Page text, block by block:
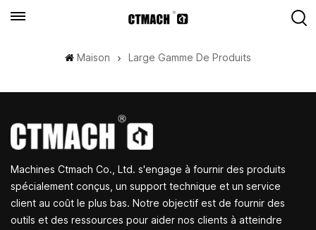
Maison Large Gamme De Produits
Machines Ctmach Co., Ltd. s'engage à fournir des produits
spécialement conçus, un support technique et un service
client au coût le plus bas. Notre objectif est de fournir des
outils et des ressources pour aider nos clients à atteindre